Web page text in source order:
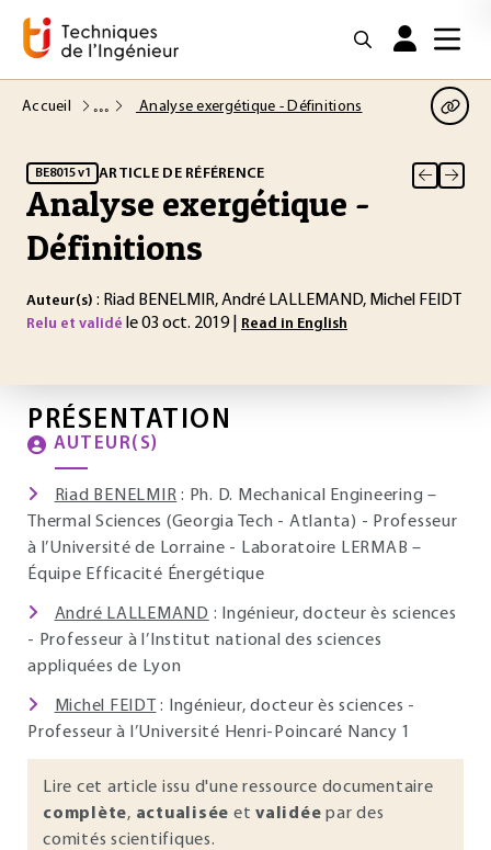
Accueil Analyse exergétique - Définitions
BE8015 v1 ARTICLE DE RÉFÉRENCE
Analyse exergétique -
Définitions
Auteur(s) : Riad BENELMIR, André LALLEMAND, Michel FEIDT
Relu et validé le 03 oct. 2019 | Read in English
PRÉSENTATION
AUTEUR(S)
Riad BENELMIR : Ph. D. Mechanical Engineering –
Thermal Sciences (Georgia Tech - Atlanta) - Professeur
à l’Université de Lorraine - Laboratoire LERMAB –
Équipe Efficacité Énergétique
André LALLEMAND : Ingénieur, docteur ès sciences
- Professeur à l’Institut national des sciences
appliquées de Lyon
Michel FEIDT
: Ingénieur, docteur ès sciences -
Professeur à l’Université Henri-Poincaré Nancy 1
Lire cet article issu d'une ressource documentaire
complète, actualisée et validée par des
comités scientifiques.